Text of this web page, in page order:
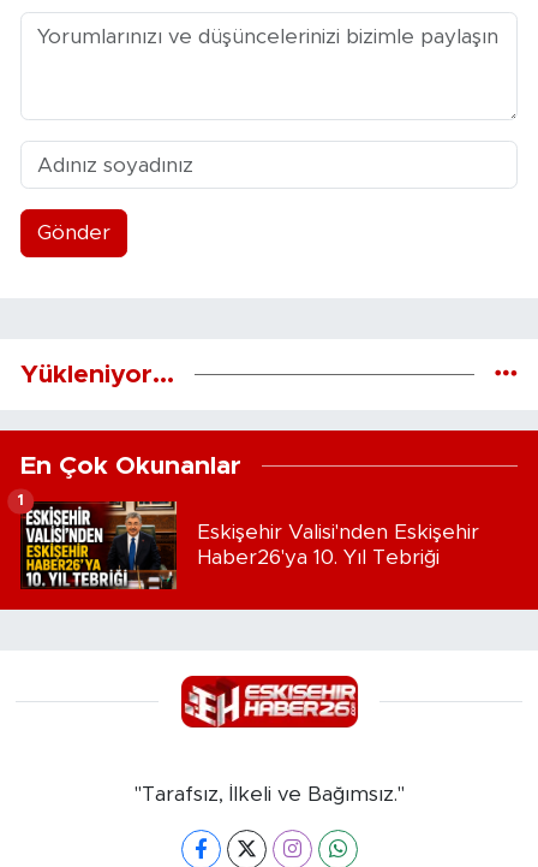
Gönder
Yükleniyor...
En Çok Okunanlar
Eskişehir Valisi'nden Eskişehir
Haber26'ya 10. Yıl Tebriği
1
"Tarafsız, İlkeli ve Bağımsız."